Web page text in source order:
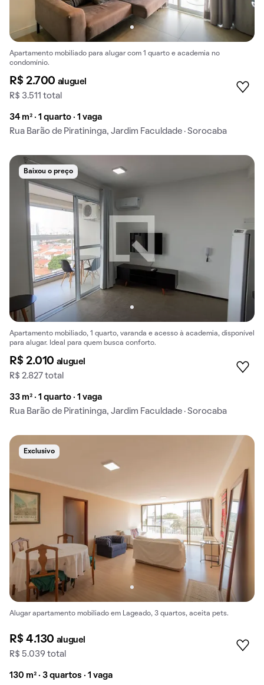
Apartamento mobiliado para alugar com 1 quarto e academia no
condomínio.
R$ 2.700 aluguel
R$ 3.511 total
34 m² · 1 quarto · 1 vaga
Rua Barão de Piratininga, Jardim Faculdade · Sorocaba
Baixou o preço
Apartamento mobiliado, 1 quarto, varanda e acesso à academia, disponível
para alugar. Ideal para quem busca conforto.
R$ 2.010 aluguel
R$ 2.827 total
33 m² · 1 quarto · 1 vaga
Rua Barão de Piratininga, Jardim Faculdade · Sorocaba
Exclusivo
Alugar apartamento mobiliado em Lageado, 3 quartos, aceita pets.
R$ 4.130 aluguel
R$ 5.039 total
130 m² · 3 quartos · 1 vaga